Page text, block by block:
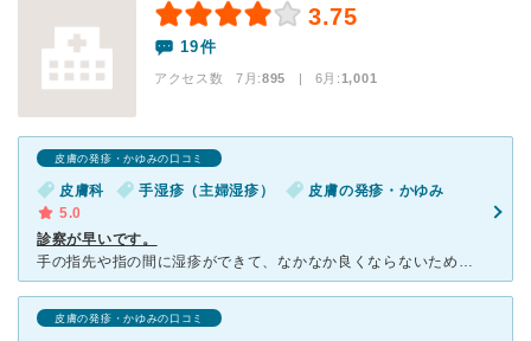
3.75
19件
アクセス数 7月:895 | 6月:1,001
皮膚の発疹・かゆみの口コミ
皮膚科 手湿疹（主婦湿疹）
皮膚の発疹・かゆみ
5.0
診察が早いです。
手の指先や指の間に湿疹ができて、なかなか良くならないために受診しました。診察は院長先生でした。話をじっくり聞いてくれ、軟膏が処方されました。 調剤薬局に行くのではなく、院内での処方でした。会計の
皮膚の発疹・かゆみの口コミ